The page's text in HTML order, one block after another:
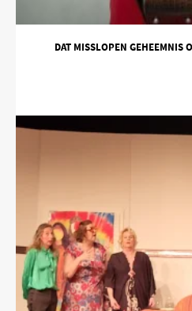
DAT MISSLOPEN GEHEEMNIS